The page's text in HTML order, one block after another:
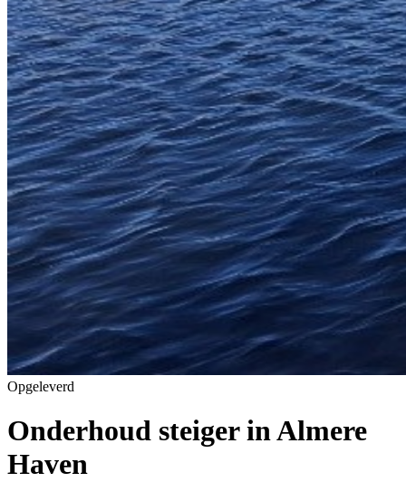
Opgeleverd
Onderhoud steiger in Almere
Haven